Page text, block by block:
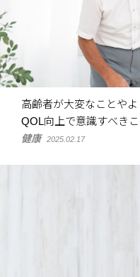
高齢者が大変なことや
QOL向上で意識すべき
健康 2025.02.17